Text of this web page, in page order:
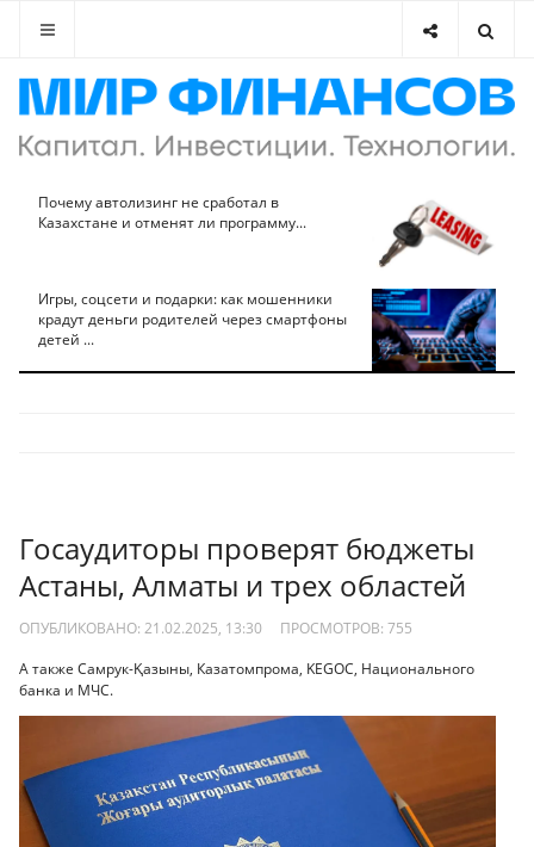
Почему автолизинг не сработал в
Казахстане и отменят ли программу...
Игры, соцсети и подарки: как мошенники
крадут деньги родителей через смартфоны
детей ...
Госаудиторы проверят бюджеты
Астаны, Алматы и трех областей
ОПУБЛИКОВАНО: 21.02.2025, 13:30 ПРОСМОТРОВ: 755
А также Самрук-Қазыны, Казатомпрома, KEGOC, Национального
банка и МЧС.